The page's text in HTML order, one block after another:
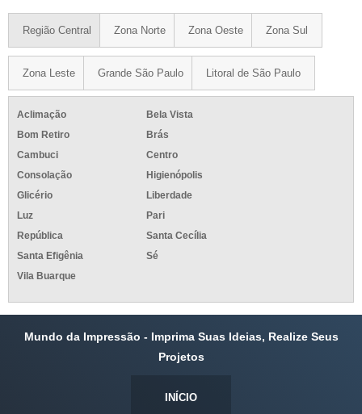
Região Central Zona Norte Zona Oeste Zona Sul
Zona Leste Grande São Paulo Litoral de São Paulo
Aclimação
Bela Vista
Bom Retiro
Brás
Cambuci
Centro
Consolação
Higienópolis
Glicério
Liberdade
Luz
Pari
República
Santa Cecília
Santa Efigênia
Sé
Vila Buarque
Mundo da Impressão - Imprima Suas Ideias, Realize Seus
Projetos
INÍCIO